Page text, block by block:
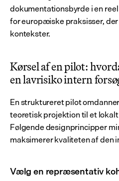
dokumentationsbyrde i en
for europæiske praksisser,
kontekster.
Kørsel af en pilot:
en lavrisiko intern
En struktureret pilot
teoretisk projektion til et
Følgende designprincipper
maksimerer kvaliteten af den
Vælg en repræsentativ